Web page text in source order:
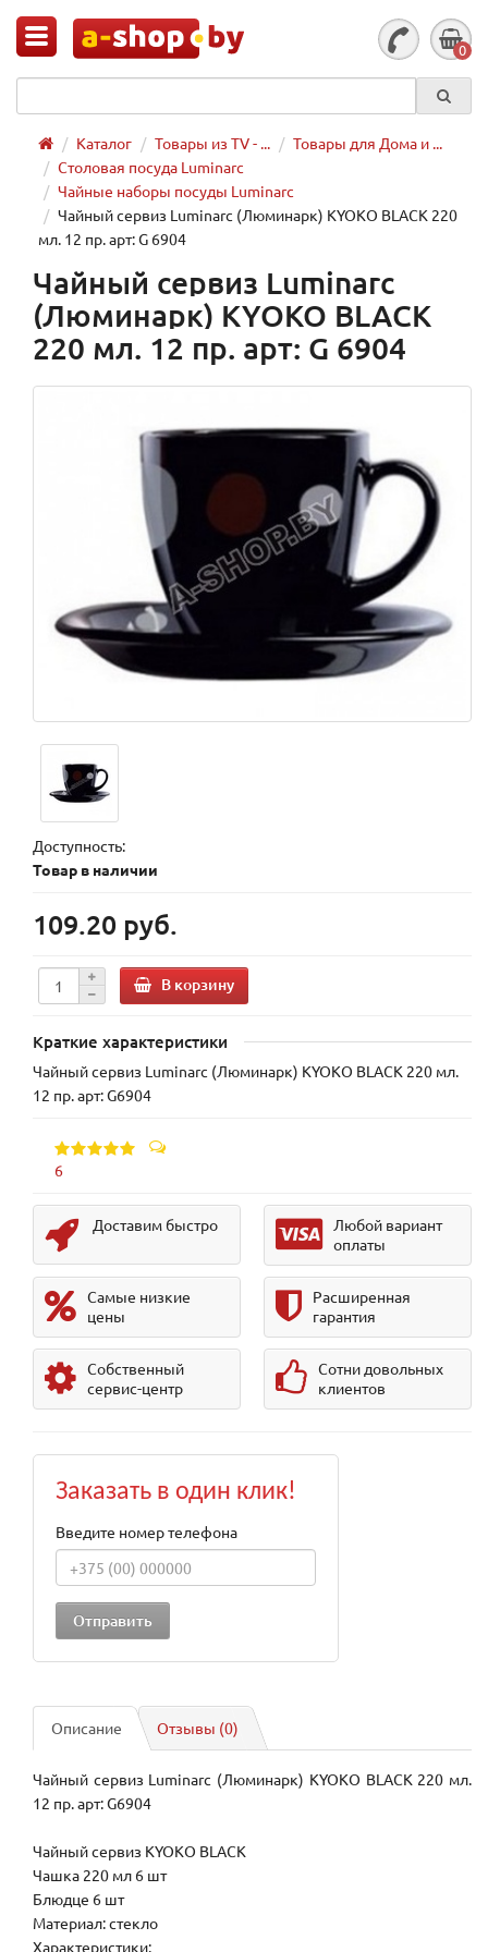
0
Каталог Товары из TV - ...
Товары для Дома и ...
Столовая посуда Luminarc
Чайные наборы посуды Luminarc
Чайный сервиз Luminarc (Люминарк) KYOKO BLACK 220
мл. 12 пр. арт: G 6904
Чайный сервиз Luminarc
(Люминарк) KYOKO BLACK
220 мл. 12 пр. арт: G 6904
Доступность:
Товар в наличии
109.20 руб.
В корзину
Краткие характеристики
Чайный сервиз Luminarc (Люминарк) KYOKO BLACK 220 мл.
12 пр. арт: G6904
6
Доставим быстро
Любой вариант
оплаты
Самые низкие
цены
Расширенная
гарантия
Собственный
сервис-центр
Сотни довольных
клиентов
Заказать в один клик!
Введите номер телефона
Описание Отзывы (0)
Чайный сервиз Luminarc (Люминарк) KYOKO BLACK 220 мл.
12 пр. арт: G6904
Чайный сервиз KYOKO BLACK
Чашка 220 мл 6 шт
Блюдце 6 шт
Материал: стекло
Характеристики: